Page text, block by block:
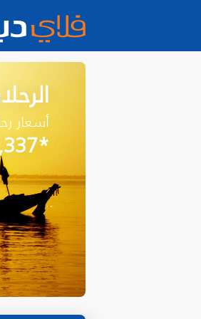
أسعار
*RUB 40,337